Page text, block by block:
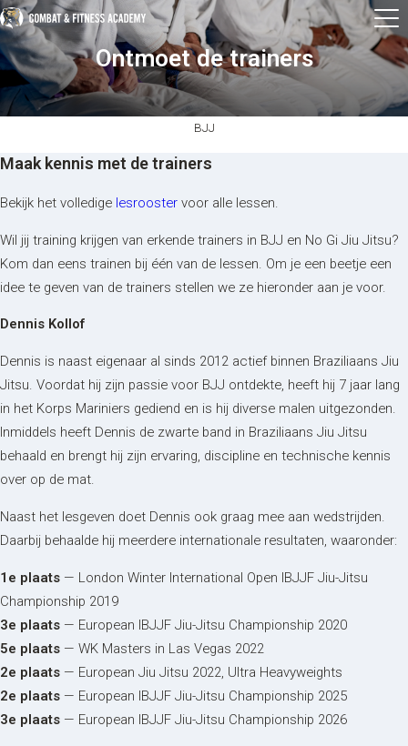
Ontmoet de trainers
BJJ
Maak kennis met de trainers
Bekijk het volledige lesrooster voor alle lessen.
Wil jij training krijgen van erkende trainers in BJJ en No Gi Jiu Jitsu?
Kom dan eens trainen bij één van de lessen. Om je een beetje een
idee te geven van de trainers stellen we ze hieronder aan je voor.
Dennis Kollof
Dennis is naast eigenaar al sinds 2012 actief binnen Braziliaans Jiu
Jitsu. Voordat hij zijn passie voor BJJ ontdekte, heeft hij 7 jaar lang
in het Korps Mariniers gediend en is hij diverse malen uitgezonden.
Inmiddels heeft Dennis de zwarte band in Braziliaans Jiu Jitsu
behaald en brengt hij zijn ervaring, discipline en technische kennis
over op de mat.
Naast het lesgeven doet Dennis ook graag mee aan wedstrijden.
Daarbij behaalde hij meerdere internationale resultaten, waaronder:
1e plaats — London Winter International Open IBJJF Jiu-Jitsu
Championship 2019
3e plaats — European IBJJF Jiu-Jitsu Championship 2020
5e plaats — WK Masters in Las Vegas 2022
2e plaats — European Jiu Jitsu 2022, Ultra Heavyweights
2e plaats — European IBJJF Jiu-Jitsu Championship 2025
3e plaats — European IBJJF Jiu-Jitsu Championship 2026